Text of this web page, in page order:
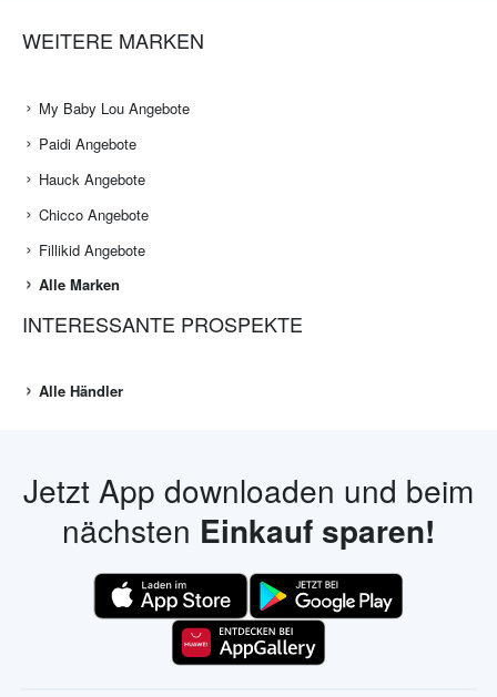
WEITERE MARKEN
My Baby Lou Angebote
Paidi Angebote
Hauck Angebote
Chicco Angebote
Fillikid Angebote
Alle Marken
INTERESSANTE PROSPEKTE
Alle Händler
Jetzt App downloaden und beim
nächsten Einkauf sparen!